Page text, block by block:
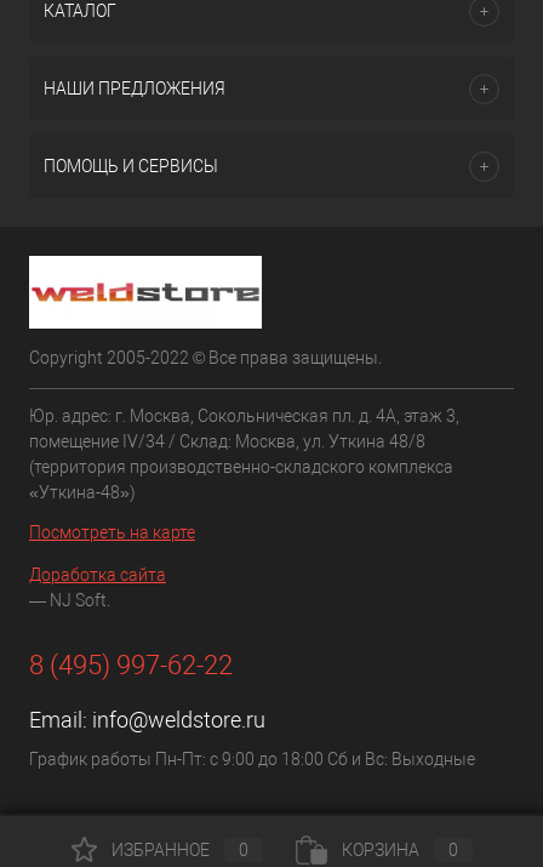
КАТАЛОГ
НАШИ ПРЕДЛОЖЕНИЯ
ПОМОЩЬ И СЕРВИСЫ
Copyright 2005-2022 © Все права защищены.
Юр. адрес: г. Москва, Сокольническая пл. д. 4А, этаж 3,
помещение IV/34 / Склад: Москва, ул. Уткина 48/8
(территория производственно-складского комплекса
«Уткина-48»)
Посмотреть на карте
Доработка сайта
— NJ Soft.
8 (495) 997-62-22
Email: info@weldstore.ru
График работы Пн-Пт: с 9:00 до 18:00 Сб и Вс: Выходные
ИЗБРАННОЕ 0 КОРЗИНА 0